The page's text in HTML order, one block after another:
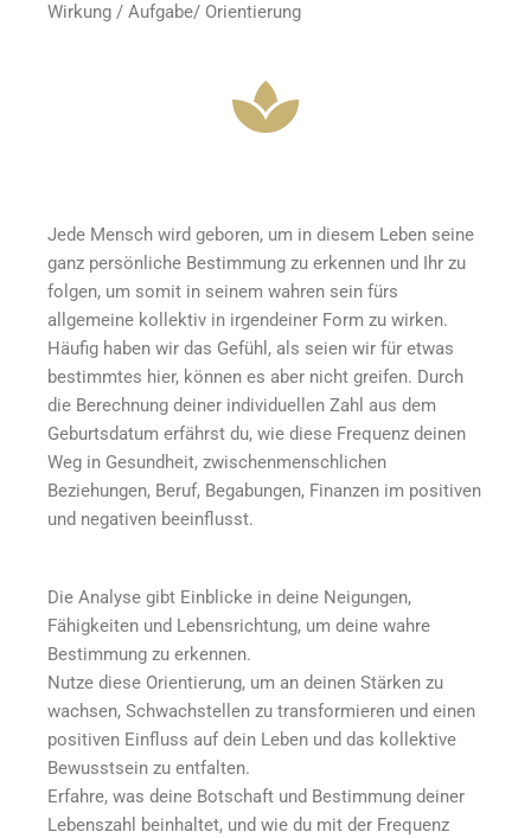
Wirkung / Aufgabe/ Orientierung
Jede Mensch wird geboren, um in diesem Leben seine
ganz persönliche Bestimmung zu erkennen und Ihr zu
folgen, um somit in seinem wahren sein fürs
allgemeine kollektiv in irgendeiner Form zu wirken.
Häufig haben wir das Gefühl, als seien wir für etwas
bestimmtes hier, können es aber nicht greifen. Durch
die Berechnung deiner individuellen Zahl aus dem
Geburtsdatum erfährst du, wie diese Frequenz deinen
Weg in Gesundheit, zwischenmenschlichen
Beziehungen, Beruf, Begabungen, Finanzen im positiven
und negativen beeinflusst.
Die Analyse gibt Einblicke in deine Neigungen,
Fähigkeiten und Lebensrichtung, um deine wahre
Bestimmung zu erkennen.
Nutze diese Orientierung, um an deinen Stärken zu
wachsen, Schwachstellen zu transformieren und einen
positiven Einfluss auf dein Leben und das kollektive
Bewusstsein zu entfalten.
Erfahre, was deine Botschaft und Bestimmung deiner
Lebenszahl beinhaltet, und wie du mit der Frequenz